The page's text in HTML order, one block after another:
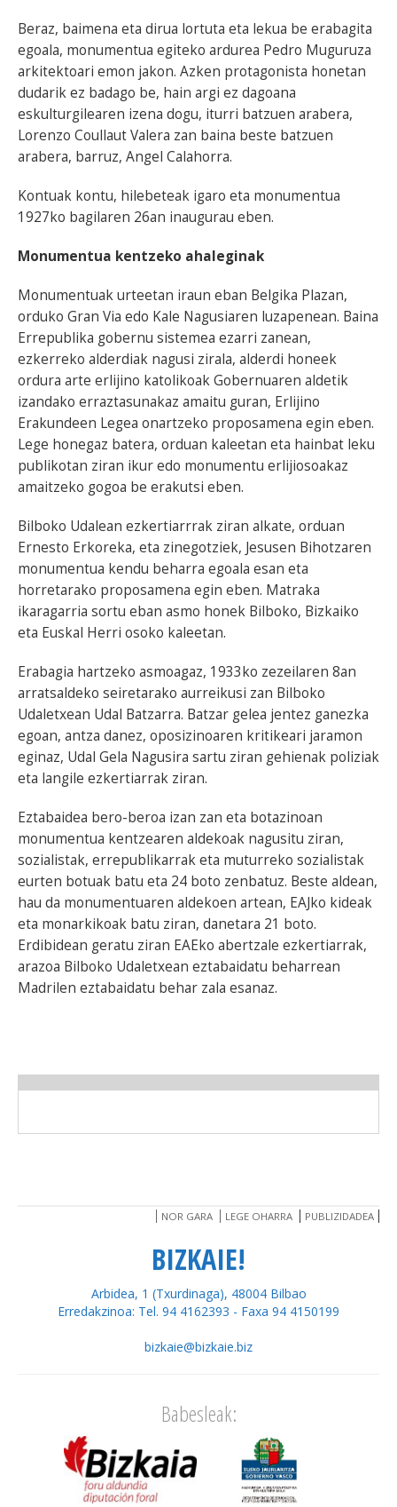
Beraz, baimena eta dirua lortuta eta lekua be erabagita
egoala, monumentua egiteko ardurea Pedro Muguruza
arkitektoari emon jakon. Azken protagonista honetan
dudarik ez badago be, hain argi ez dagoana
eskulturgilearen izena dogu, iturri batzuen arabera,
Lorenzo Coullaut Valera zan baina beste batzuen
arabera, barruz, Angel Calahorra.
Kontuak kontu, hilebeteak igaro eta monumentua
1927ko bagilaren 26an inaugurau eben.
Monumentua kentzeko ahaleginak
Monumentuak urteetan iraun eban Belgika Plazan,
orduko Gran Via edo Kale Nagusiaren luzapenean. Baina
Errepublika gobernu sistemea ezarri zanean,
ezkerreko alderdiak nagusi zirala, alderdi honeek
ordura arte erlijino katolikoak Gobernuaren aldetik
izandako erraztasunakaz amaitu guran, Erlijino
Erakundeen Legea onartzeko proposamena egin eben.
Lege honegaz batera, orduan kaleetan eta hainbat leku
publikotan ziran ikur edo monumentu erlijiosoakaz
amaitzeko gogoa be erakutsi eben.
Bilboko Udalean ezkertiarrrak ziran alkate, orduan
Ernesto Erkoreka, eta zinegotziek, Jesusen Bihotzaren
monumentua kendu beharra egoala esan eta
horretarako proposamena egin eben. Matraka
ikaragarria sortu eban asmo honek Bilboko, Bizkaiko
eta Euskal Herri osoko kaleetan.
Erabagia hartzeko asmoagaz, 1933ko zezeilaren 8an
arratsaldeko seiretarako aurreikusi zan Bilboko
Udaletxean Udal Batzarra. Batzar gelea jentez ganezka
egoan, antza danez, oposizinoaren kritikeari jaramon
eginaz, Udal Gela Nagusira sartu ziran gehienak poliziak
eta langile ezkertiarrak ziran.
Eztabaidea bero-beroa izan zan eta botazinoan
monumentua kentzearen aldekoak nagusitu ziran,
sozialistak, errepublikarrak eta muturreko sozialistak
eurten botuak batu eta 24 boto zenbatuz. Beste aldean,
hau da monumentuaren aldekoen artean, EAJko kideak
eta monarkikoak batu ziran, danetara 21 boto.
Erdibidean geratu ziran EAEko abertzale ezkertiarrak,
arazoa Bilboko Udaletxean eztabaidatu beharrean
Madrilen eztabaidatu behar zala esanaz.
NOR GARA LEGE OHARRA PUBLIZIDADEA
BIZKAIE!
Arbidea, 1 (Txurdinaga), 48004 Bilbao
Erredakzinoa: Tel. 94 4162393 - Faxa 94 4150199
bizkaie@bizkaie.biz
Babesleak: